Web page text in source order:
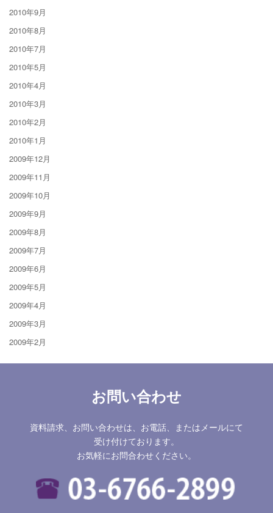
2010年9月
2010年8月
2010年7月
2010年5月
2010年4月
2010年3月
2010年2月
2010年1月
2009年12月
2009年11月
2009年10月
2009年9月
2009年8月
2009年7月
2009年6月
2009年5月
2009年4月
2009年3月
2009年2月
お問い合わせ
資料請求、お問い合わせは、お電話、またはメールにて
受け付けております。
お気軽にお問合わせください。